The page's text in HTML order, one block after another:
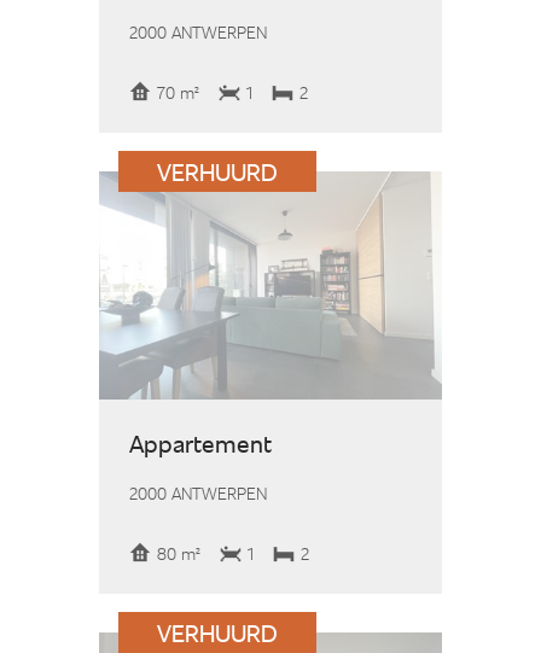
2000 ANTWERPEN
70 m² 1 2
VERHUURD
Appartement
2000 ANTWERPEN
80 m² 1 2
VERHUURD